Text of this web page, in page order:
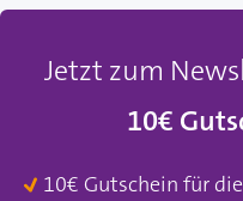
Jetzt zum
10€
10€ Gutschein für